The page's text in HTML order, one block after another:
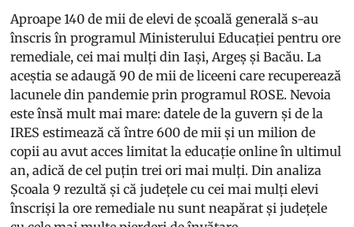
Aproape 140 de mii de elevi de școală generală s-au
înscris în programul Ministerului Educației pentru ore
remediale, cei mai mulți din Iași, Argeș și Bacău. La
aceștia se adaugă 90 de mii de liceeni care recuperează
lacunele din pandemie prin programulROSE. Nevoia
este însă mult mai mare: datele de la guvern și de la
IRES estimează că între 600 de mii și un milion de
copii au avut acces limitat la educație online în ultimul
an, adică de cel puțin trei ori mai mulți. Din analiza
Școala 9 rezultă și că județele cu cei mai mulți elevi
înscriși la ore remediale nu sunt neapărat și județele